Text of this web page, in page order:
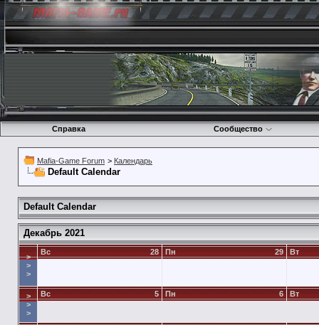
Справка Сообщество
Mafia-Game Forum > Календарь
Default Calendar
Default Calendar
Декабрь 2021
>
>
>
28
Вс 29
Пн Вт
>
>
>
5
Вс 6
Пн Вт